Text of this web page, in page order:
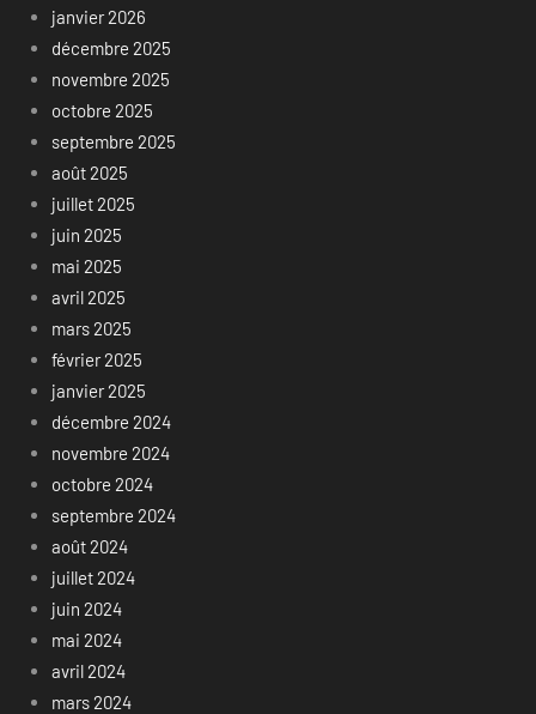
janvier 2026
décembre 2025
novembre 2025
octobre 2025
septembre 2025
août 2025
juillet 2025
juin 2025
mai 2025
avril 2025
mars 2025
février 2025
janvier 2025
décembre 2024
novembre 2024
octobre 2024
septembre 2024
août 2024
juillet 2024
juin 2024
mai 2024
avril 2024
mars 2024